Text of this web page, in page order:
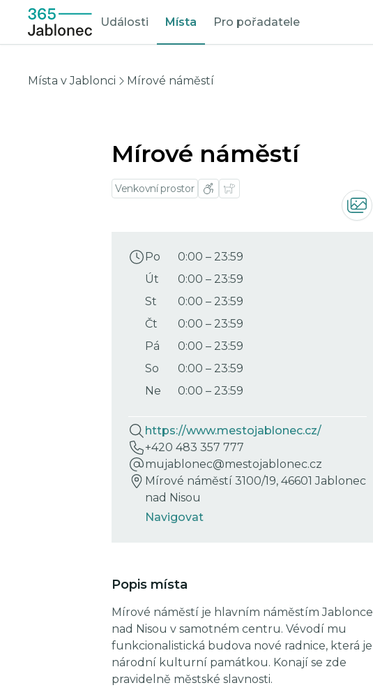
Události Místa Pro pořadatele
Místa v Jablonci Mírové náměstí
Mírové náměstí
Venkovní prostor
Po 0:00 – 23:59
Út
0:00 – 23:59
St
0:00 – 23:59
Čt
0:00 – 23:59
Pá
0:00 – 23:59
So
0:00 – 23:59
Ne
0:00 – 23:59
https://www.mestojablonec.cz/
+420 483 357 777
mujablonec@mestojablonec.cz
Mírové náměstí 3100/19, 46601 Jablonec
nad Nisou
Navigovat
Popis místa
Mírové náměstí je hlavním náměstím Jablonce
nad Nisou v samotném centru. Vévodí mu
funkcionalistická budova nové radnice, která je
národní kulturní památkou. Konají se zde
pravidelně městské slavnosti.